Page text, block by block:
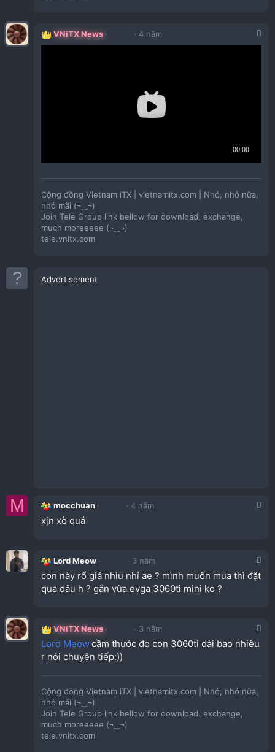
Một chút nhồi nhét với vga 3 fan:))​
Link taobao tham khảo mua vỏ case
VNiTX News 4 năm
Cộng đồng Vietnam iTX | vietnamitx.com | Nhỏ, nhỏ nữa,
nhỏ mãi (¬‿¬)
Join Tele Group link bellow for download, exchange,
much moreeeee (¬‿¬)
tele.vnitx.com
Advertisement
M mocchuan 4 năm
xịn xò quá
Lord Meow 3 năm
con này rổ giá nhiu nhỉ ae ? mình muốn mua thì đặt
qua đâu h ? gắn vừa evga 3060ti mini ko ?
VNiTX News 3 năm
Lord Meowcầm thước đo con 3060ti dài bao nhiêu
r nói chuyện tiếp:))
Cộng đồng Vietnam iTX | vietnamitx.com | Nhỏ, nhỏ nữa,
nhỏ mãi (¬‿¬)
Join Tele Group link bellow for download, exchange,
much moreeeee (¬‿¬)
tele.vnitx.com